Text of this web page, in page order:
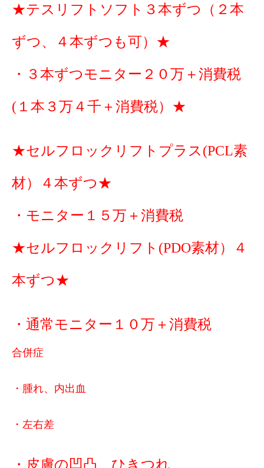
★テスリフトソフト３本ずつ（２本
ずつ、４本ずつも可）★
・３本ずつモニター２０万＋消費税
(１本３万４千＋消費税）★
★セルフロックリフトプラス(PCL素
材）４本ずつ★
・モニター１５万＋消費税
★セルフロックリフト(PDO素材）４
本ずつ★
・通常モニター１０万＋消費税
合併症
・腫れ、内出血
・左右差
・皮膚の凹凸、ひきつれ